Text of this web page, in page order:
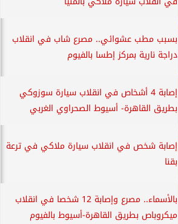
بسبب مطب عشوائي.. مصرع شاب في انقلاب
دراجة نارية بمركز إطسا بالفيوم
إصابة 4 أشخاص في انقلاب سيارة سوزوكي
بطريق القاهرة- أسيوط الصحراوي الغربي
إصابة شخص في انقلاب سيارة ملاكي في ترعة
بقنا
بالأسماء.. مصرع وإصابة 12 شخصا في انقلاب
ميكروباص بطريق القاهرة-أسيوط بالفيوم